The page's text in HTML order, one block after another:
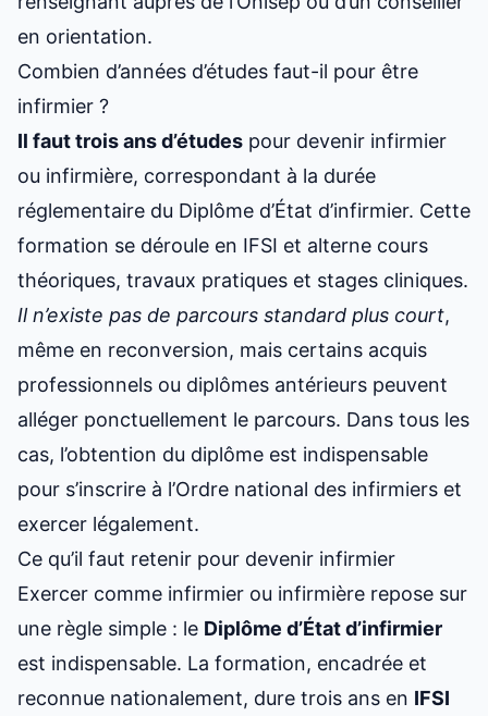
en orientation.
Combien d’années d’études faut-il pour être
infirmier ?
Il faut trois ans d’études pour devenir infirmier
ou infirmière, correspondant à la durée
réglementaire du Diplôme d’État d’infirmier. Cette
formation se déroule en IFSI et alterne cours
théoriques, travaux pratiques et stages cliniques.
Il n’existe pas de parcours standard plus court,
même en reconversion, mais certains acquis
professionnels ou diplômes antérieurs peuvent
alléger ponctuellement le parcours. Dans tous les
cas, l’obtention du diplôme est indispensable
pour s’inscrire à l’Ordre national des infirmiers et
exercer légalement.
Ce qu’il faut retenir pour devenir infirmier
Exercer comme infirmier ou infirmière repose sur
une règle simple : le Diplôme d’État d’infirmier
est indispensable. La formation, encadrée et
reconnue nationalement, dure trois ans en IFSI